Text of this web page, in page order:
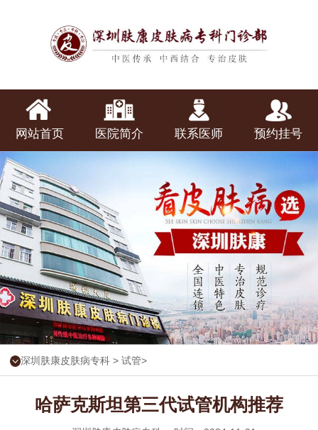
网站首页 医院简介 联系医师 预约挂号
深圳肤康皮肤病专科 >试管>
哈萨克斯坦第三代试管机构推荐